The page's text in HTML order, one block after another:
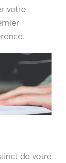
votre
de votre